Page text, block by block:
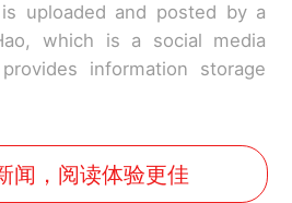
uploaded and posted by a
which is a social media
information storage
闻，阅读体验更佳